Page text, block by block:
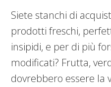
Siete stanchi di
prodotti freschi,
insipidi, e per di più
modificati? Frutta,
dovrebbero essere la